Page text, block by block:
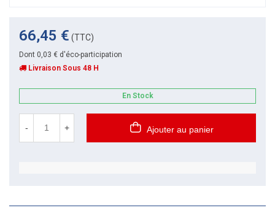
66,45 € (TTC)
Dont 0,03 € d'éco-participation
Livraison Sous 48 H
En Stock
- + Ajouter au panier